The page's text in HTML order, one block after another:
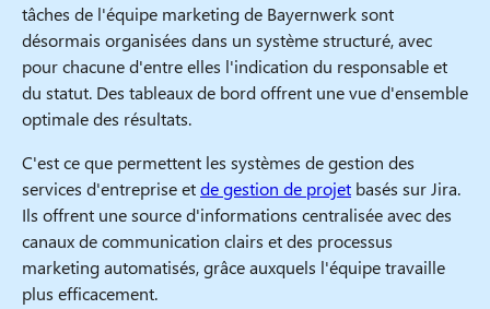
tâches de l'équipe marketing de Bayernwerk sont
désormais organisées dans un système structuré, avec
pour chacune d'entre elles l'indication du responsable et
du statut. Des tableaux de bord offrent une vue d'ensemble
optimale des résultats.
C'est ce que permettent les systèmes de gestion des
services d'entreprise etde gestion de projet basés sur Jira.
Ils offrent une source d'informations centralisée avec des
canaux de communication clairs et des processus
marketing automatisés, grâce auxquels l'équipe travaille
plus efficacement.